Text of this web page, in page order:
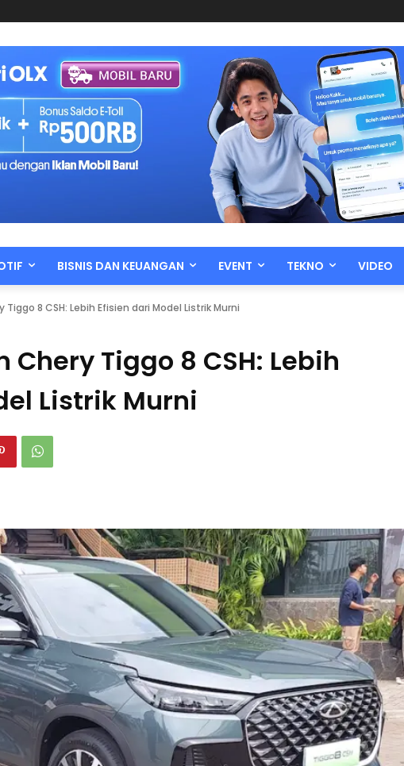
BISNIS DAN KEUANGAN EVENT TEKNO VIDEO
8 CSH: Lebih Efisien dari Model Listrik Murni
Tiggo 8 CSH: Lebih
Listrik Murni